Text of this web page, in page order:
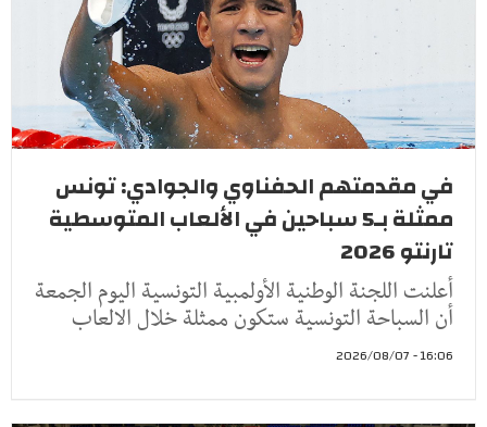
في مقدمتهم الحفناوي والجوادي: تونس
ممثلة بـ5 سباحين في الألعاب المتوسطية
تارنتو 2026
أعلنت اللجنة الوطنية الأولمبية التونسية اليوم الجمعة
أن السباحة التونسية ستكون ممثلة خلال الالعاب
16:06 - 2026/08/07